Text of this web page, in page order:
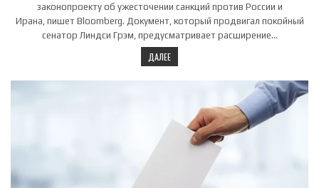
законопроекту об ужесточении санкций против России и
Ирана, пишет Bloomberg. Документ, который продвигал покойный
сенатор Линдси Грэм, предусматривает расширение…
ДАЛЕЕ